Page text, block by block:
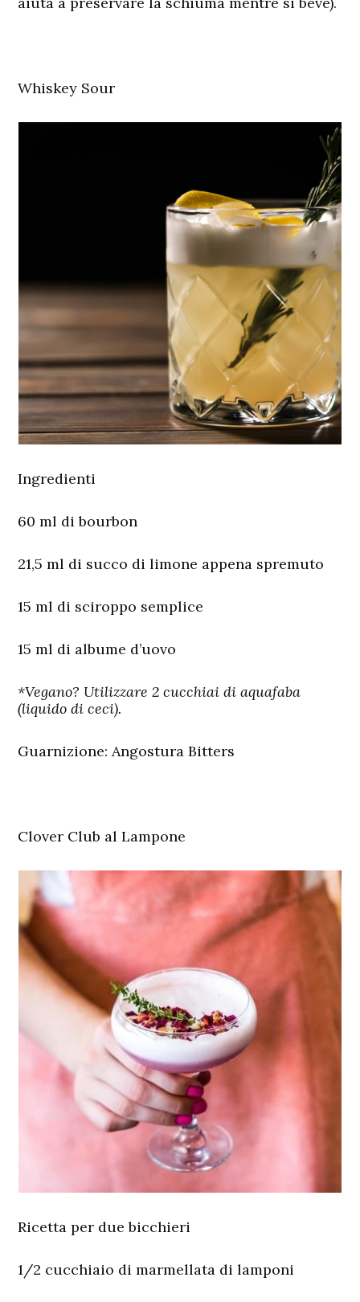
Whiskey Sour
Ingredienti
60 ml di bourbon
21,5 ml di succo di limone appena spremuto
15 ml di sciroppo semplice
15 ml di albume d’uovo
*Vegano? Utilizzare 2 cucchiai di aquafaba
(liquido di ceci).
Guarnizione: Angostura Bitters
Clover Club al Lampone
Ricetta per due bicchieri
1/2 cucchiaio di marmellata di lamponi